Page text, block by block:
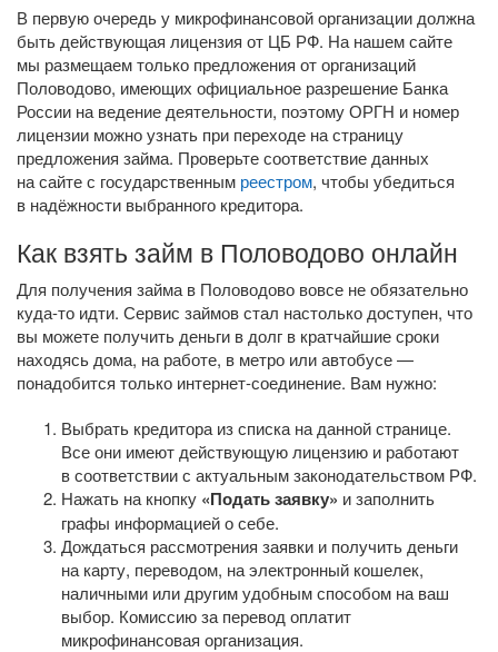
В первую очередь у микрофинансовой организации должна
быть действующая лицензия от ЦБ РФ. На нашем сайте
мы размещаем только предложения от организаций
Половодово, имеющих официальное разрешение Банка
России на ведение деятельности, поэтому ОРГН и номер
лицензии можно узнать при переходе на страницу
предложения займа. Проверьте соответствие данных
на сайте с государственным реестром, чтобы убедиться
в надёжности выбранного кредитора.
Как взять займ в Половодово онлайн
Для получения займа в Половодово вовсе не обязательно
куда-то идти. Сервис займов стал настолько доступен, что
вы можете получить деньги в долг в кратчайшие сроки
находясь дома, на работе, в метро или автобусе —
понадобится только интернет-соединение. Вам нужно:
Выбрать кредитора из списка на данной странице.
Все они имеют действующую лицензию и работают
в соответствии с актуальным законодательством РФ.
Нажать на кнопку «Подать заявку» и заполнить
графы информацией о себе.
Дождаться рассмотрения заявки и получить деньги
на карту, переводом, на электронный кошелек,
наличными или другим удобным способом на ваш
выбор. Комиссию за перевод оплатит
микрофинансовая организация.